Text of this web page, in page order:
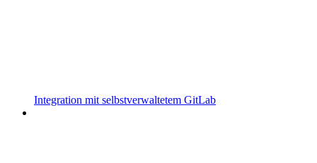
Integration mit selbstverwaltetem GitLab